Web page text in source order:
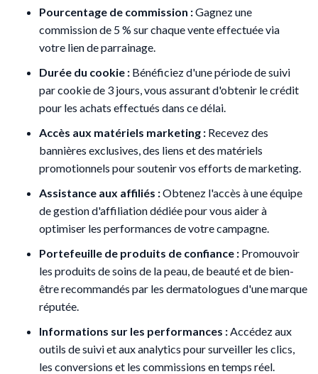
Pourcentage de commission :Gagnez une
commission de 5 % sur chaque vente effectuée via
votre lien de parrainage.
Durée du cookie : Bénéficiez d'une période de suivi
par cookie de 3 jours, vous assurant d'obtenir le crédit
pour les achats effectués dans ce délai.
Accès aux matériels marketing : Recevez des
bannières exclusives, des liens et des matériels
promotionnels pour soutenir vos efforts de marketing.
Assistance aux affiliés :Obtenez l'accès à une équipe
de gestion d'affiliation dédiée pour vous aider à
optimiser les performances de votre campagne.
Portefeuille de produits de confiance : Promouvoir
les produits de soins de la peau, de beauté et de bien-
être recommandés par les dermatologues d'une marque
réputée.
Informations sur les performances : Accédez aux
outils de suivi et aux analytics pour surveiller les clics,
les conversions et les commissions en temps réel.